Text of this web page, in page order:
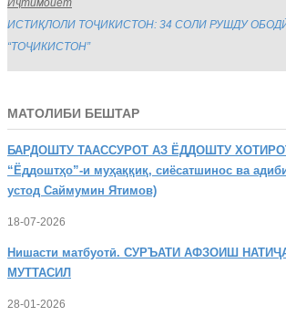
Иҷтимоиёт
ИСТИҚЛОЛИ ТОҶИКИСТОН: 34 СОЛИ РУШДУ
“ТОҶИКИСТОН”
МАТОЛИБИ БЕШТАР
БАРДОШТУ ТААССУРОТ АЗ ЁДДОШТУ
“Ёддоштҳо”-и муҳаққиқ, сиёсатшинос ва
устод Саймумин Ятимов)
18-07-2026
Нишасти матбуотӣ. СУРЪАТИ АФЗОИШ
МУТТАСИЛ
28-01-2026